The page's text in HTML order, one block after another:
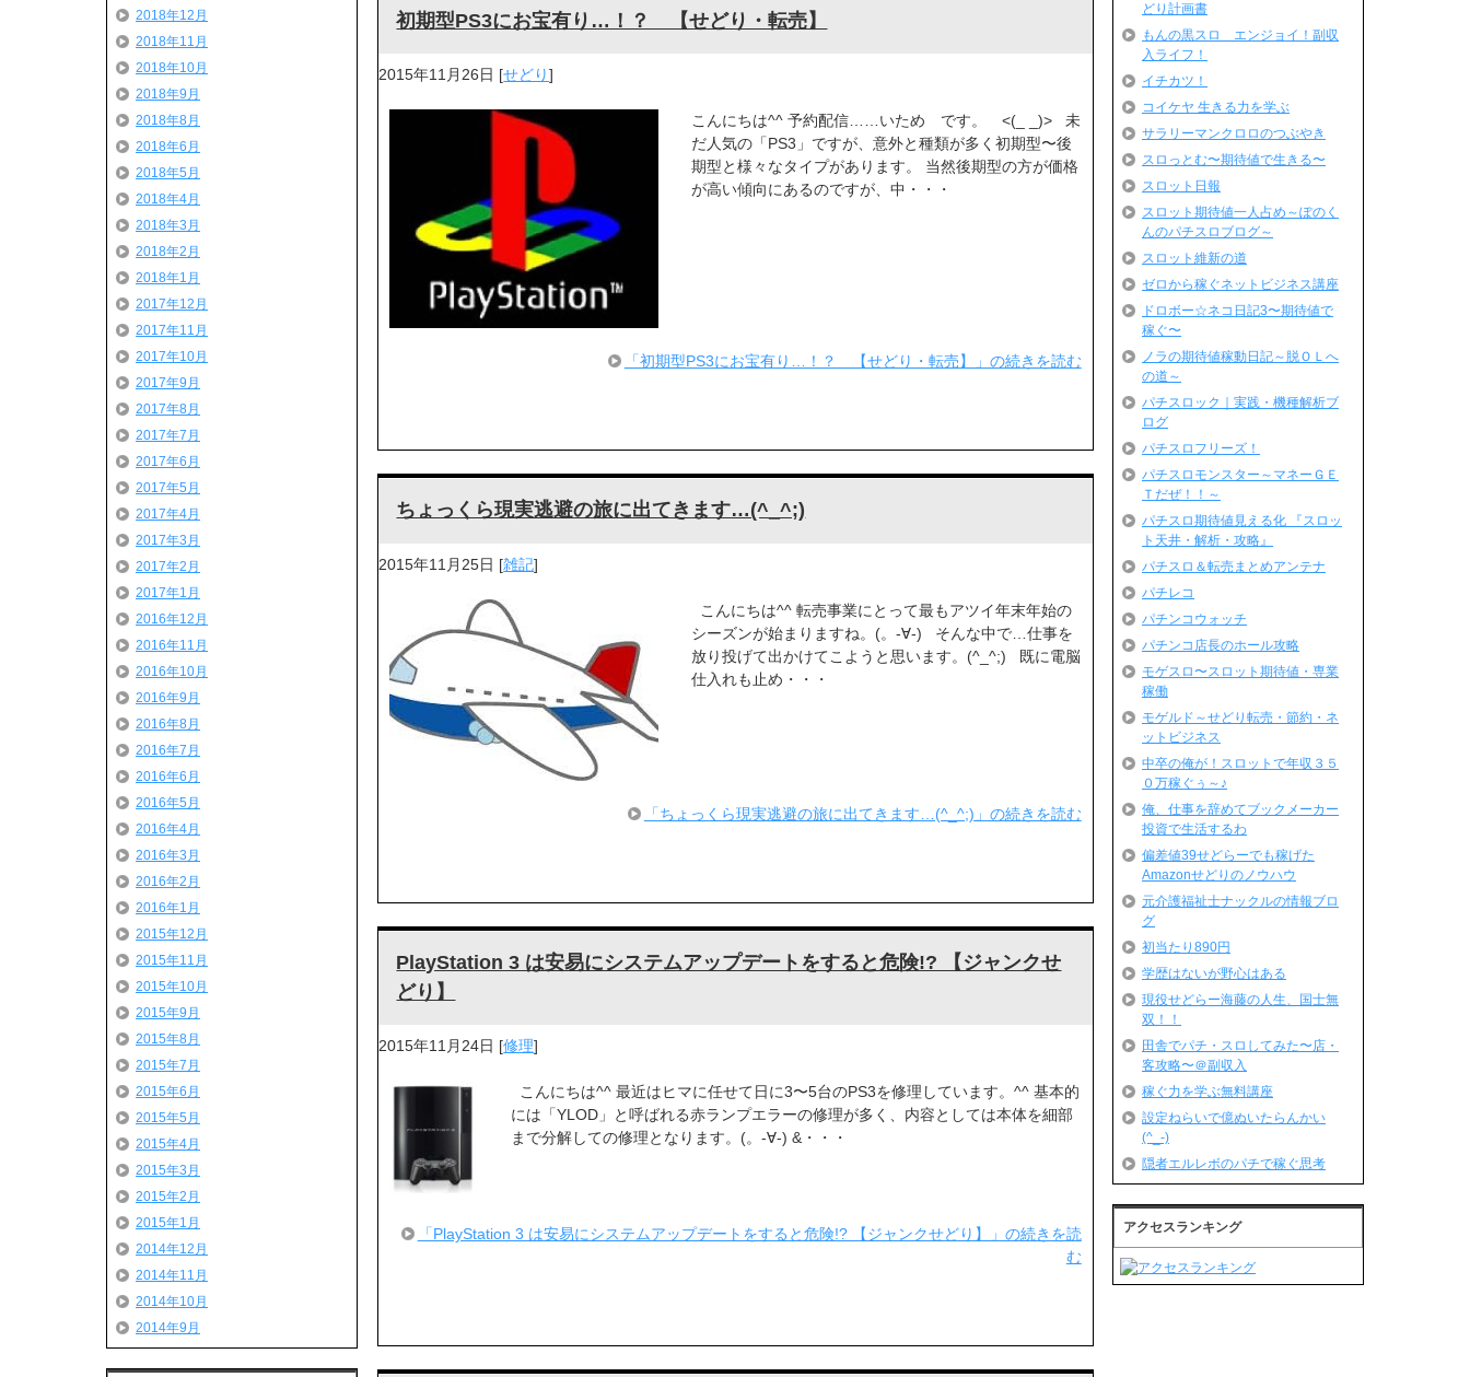
初期型PS3にお宝有り…！？ 【せどり・転売】
2015年11月26日 [せどり]
こんにちは^^ 予約配信……いため です。 <(_ _)> 未
だ人気の「PS3」ですが、意外と種類が多く初期型〜後
期型と様々なタイプがあります。 当然後期型の方が価格
が高い傾向にあるのですが、中・・・
「初期型PS3にお宝有り…！？ 【せどり・転売】」の続きを読む
ちょっくら現実逃避の旅に出てきます…(^_^;)
2015年11月25日 [雑記]
こんにちは^^ 転売事業にとって最もアツイ年末年始の
シーズンが始まりますね。(。-∀-) そんな中で…仕事を
放り投げて出かけてこようと思います。(^_^;) 既に電脳
仕入れも止め・・・
「ちょっくら現実逃避の旅に出てきます…(^_^;)」の続きを読む
PlayStation 3 は安易にシステムアップデートをすると危険!? 【ジャンクせ
どり】
2015年11月24日 [修理]
こんにちは^^ 最近はヒマに任せて日に3〜5台のPS3を修理しています。^^ 基本的
には「YLOD」と呼ばれる赤ランプエラーの修理が多く、内容としては本体を細部
まで分解しての修理となります。(。-∀-) &・・・
「PlayStation 3 は安易にシステムアップデートをすると危険!? 【ジャンクせどり】」の続きを読
む
2018年12月
2018年11月
2018年10月
2018年9月
2018年8月
2018年6月
2018年5月
2018年4月
2018年3月
2018年2月
2018年1月
2017年12月
2017年11月
2017年10月
2017年9月
2017年8月
2017年7月
2017年6月
2017年5月
2017年4月
2017年3月
2017年2月
2017年1月
2016年12月
2016年11月
2016年10月
2016年9月
2016年8月
2016年7月
2016年6月
2016年5月
2016年4月
2016年3月
2016年2月
2016年1月
2015年12月
2015年11月
2015年10月
2015年9月
2015年8月
2015年7月
2015年6月
2015年5月
2015年4月
2015年3月
2015年2月
2015年1月
2014年12月
2014年11月
2014年10月
2014年9月
どり計画書
もんの黒スロ エンジョイ！副収
入ライフ！
イチカツ！
コイケヤ 生きる力を学ぶ
サラリーマンクロロのつぶやき
スロっとむ〜期待値で生きる〜
スロット日報
スロット期待値一人占め～ぽのく
んのパチスロブログ～
スロット維新の道
ゼロから稼ぐネットビジネス講座
ドロボー☆ネコ日記3〜期待値で
稼ぐ〜
ノラの期待値稼動日記～脱ＯＬへ
の道～
パチスロック｜実践・機種解析ブ
ログ
パチスロフリーズ！
パチスロモンスター～マネーＧＥ
Ｔだぜ！！～
パチスロ期待値見える化 『スロッ
ト天井・解析・攻略』
パチスロ＆転売まとめアンテナ
パチレコ
パチンコウォッチ
パチンコ店長のホール攻略
モゲスロ〜スロット期待値・専業
稼働
モゲルド～せどり転売・節約・ネ
ットビジネス
中卒の俺が！スロットで年収３５
０万稼ぐぅ～♪
俺、仕事を辞めてブックメーカー
投資で生活するわ
偏差値39せどらーでも稼げた
Amazonせどりのノウハウ
元介護福祉士ナックルの情報ブロ
グ
初当たり890円
学歴はないが野心はある
現役せどらー海藤の人生、国士無
双！！
田舎でパチ・スロしてみた〜店・
客攻略〜＠副収入
稼ぐ力を学ぶ無料講座
設定ねらいで億ぬいたらんかい
(^_-)
隠者エルレボのパチで稼ぐ思考
アクセスランキング